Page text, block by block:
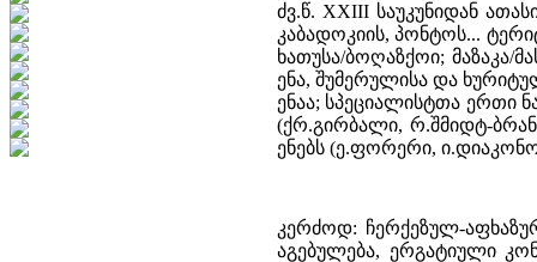
ძვ.წ. XXIII საუკუნიდან
კაბადოკიის, პონტოს...
ხათუსა/ბოღაზქოი; მაზაკა/
ენა, შუმერულისა და
ენაა; სპეციალისტთა ერთი
(ქრ.გირბალი, რ.შმიდტ-
ენებს (ე.ფორერი,
კერძოდ: ჩერქეზულ-
აგებულება, ერგატიული